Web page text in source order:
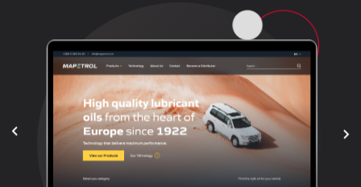
Kompleksne spletne strani
Predstavitvene spletne strani
MRP - PROIZVODNJA
Dynamics 365 Business Central